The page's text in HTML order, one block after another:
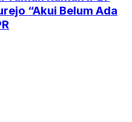
“Akui Belum Ada